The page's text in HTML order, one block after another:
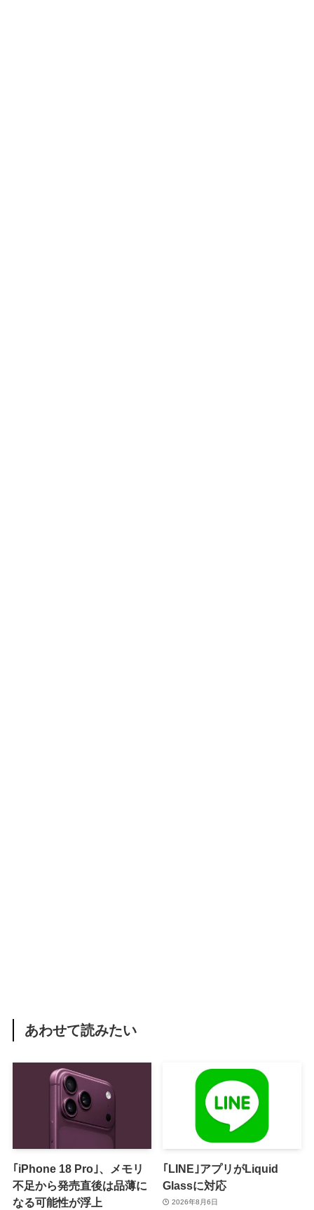
あわせて読みたい
｢iPhone 18 Pro｣、メモリ
不足から発売直後は品薄に
なる可能性が浮上
｢LINE｣アプリがLiquid
Glassに対応
2026年8月6日